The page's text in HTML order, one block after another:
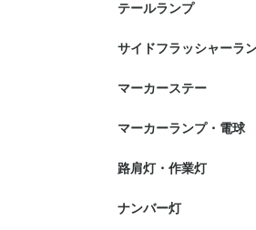
テールランプ
サイドフラッシャーラ
マーカーステー
マーカーランプ・電球
路肩灯・作業灯
ナンバー灯